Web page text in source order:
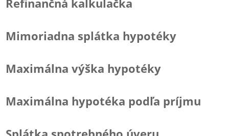
Mimoriadna splátka hypotéky
Maximálna výška hypotéky
Maximálna hypotéka podľa príjmu